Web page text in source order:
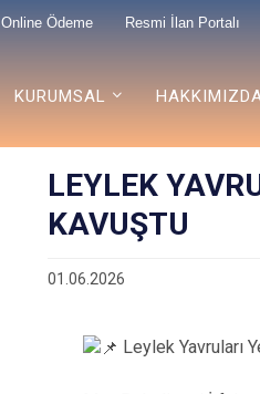
Online Ödeme Resmi İlan Portalı
KURUMSAL HAKKIMIZDA
LEYLEK
KAVUŞTU
01.06.2026
Leylek Yavruları